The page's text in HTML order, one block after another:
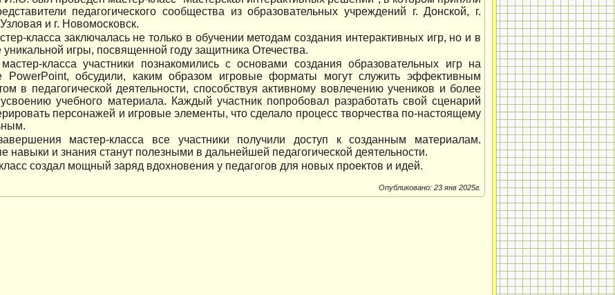
педагогического сообщества из образовательных учреждений г. Донской, г.
и г. Новомосковск.
класса заключалась не только в обучении методам создания интерактивных игр, но и в
уникальной игры, посвященной году защитника Отечества.
класса участники познакомились с основами создания образовательных игр на
PowerPoint, обсудили, каким образом игровые форматы могут служить эффективным
в педагогической деятельности, способствуя активному вовлечению учеников и более
усвоению учебного материала. Каждый участник попробовал разработать свой сценарий
персонажей и игровые элементы, что сделало процесс творчества по-настоящему
мастер-класса все участники получили доступ к созданным материалам.
навыки и знания станут полезными в дальнейшей педагогической деятельности.
создал мощный заряд вдохновения у педагогов для новых проектов и идей.
Опубликовано: 23 янв 2025г.